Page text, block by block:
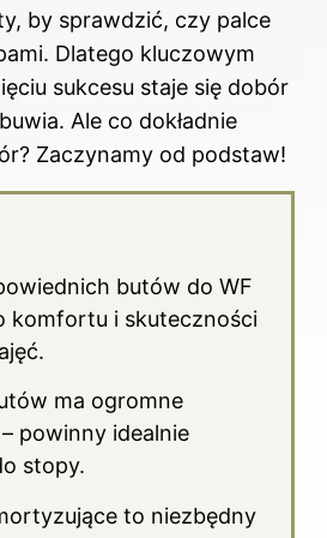
by sprawdzić, czy palce
Dlatego kluczowym
sukcesu staje się dobór
Ale co dokładnie
Zaczynamy od podstaw!
butów do WF
komfortu i skuteczności
ma ogromne
powinny idealnie
stopy.
to niezbędny